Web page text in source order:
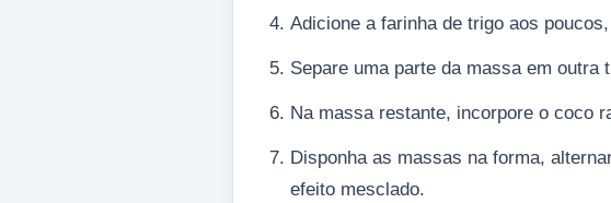
Adicione a farinha de trigo aos
Separe uma parte da massa em
Na massa restante, incorpore o coco
Disponha as massas na forma,
efeito mesclado.